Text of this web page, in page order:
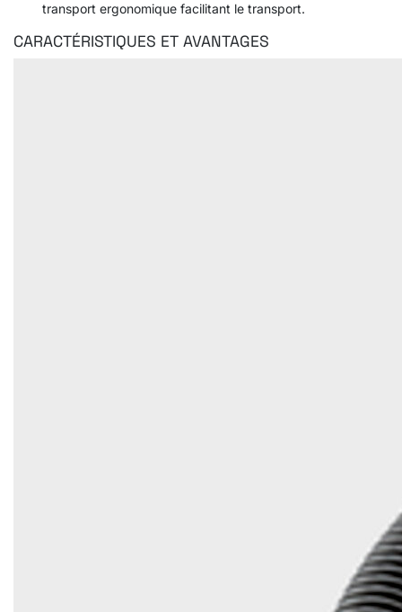
transport ergonomique facilitant le transport.
CARACTÉRISTIQUES ET AVANTAGES